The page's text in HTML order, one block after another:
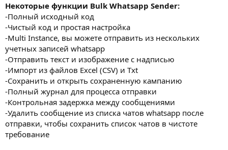
Некоторые функции Bulk Whatsapp Sender:
-Полный исходный код
-Чистый код и простая настройка
-Multi Instance, вы можете отправить из нескольких
учетных записей whatsapp
-Отправить текст и изображение с надписью
-Импорт из файлов Excel (CSV) и Txt
-Сохранить и открыть сохраненную кампанию
-Полный журнал для процесса отправки
-Контрольная задержка между сообщениями
-Удалить сообщение из списка чатов whatsapp после
отправки, чтобы сохранить список чатов в чистоте
требование